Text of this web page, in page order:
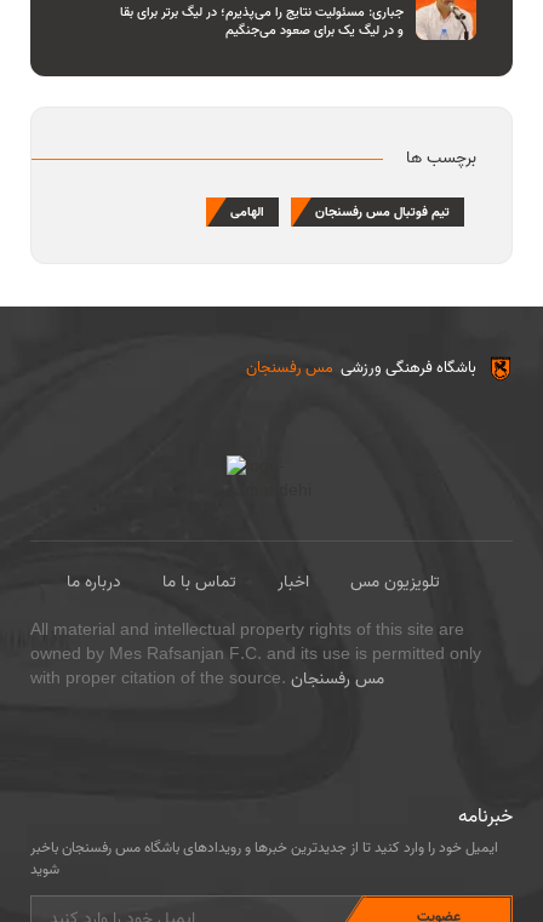
جباری: مسئولیت نتایج را می‌پذیرم؛ در لیگ برتر برای بقا
و در لیگ یک برای صعود می‌جنگیم
برچسب ها
تیم فوتبال مس رفسنجان الهامی
مس رفسنجان باشگاه فرهنگی ورزشی
درباره ما تماس با ما اخبار
تلویزیون مس
All material and intellectual property rights of this site are
owned by Mes Rafsanjan F.C. and its use is permitted only
with proper citation of the source. مس رفسنجان
خبرنامه
ایمیل خود را وارد کنید تا از جدیدترین خبرها و رویدادهای باشگاه مس رفسنجان باخبر
شوید